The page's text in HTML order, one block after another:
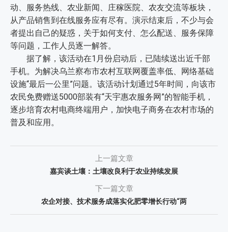
动、服务热线、农业新闻、庄稼医院、农友交流等板块，
从产品销售到在线服务应有尽有。演示结束后，不少与会
者提出自己的疑惑，关于如何支付、怎么配送、服务保障
等问题，工作人员逐一解答。
据了解，该活动在1月份启动后，已陆续送出近千部
手机。为解决乌兰察布市农村互联网覆盖率低、网络基础
设施“最后一公里”问题。该活动计划通过5年时间，向该市
农民免费赠送5000部装有“天宇惠农服务网”的智能手机，
逐步培育农村电商终端用户，加快电子商务在农村市场的
普及和应用。
上一篇文章
嘉宾谈土壤：土壤改良利于农业持续发展
下一篇文章
农企对接、技术服务成落实化肥零增长行动“两